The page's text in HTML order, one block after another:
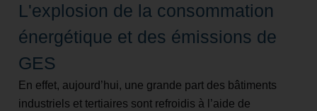
L'explosion de la consommation
énergétique et des émissions de
GES
En effet, aujourd’hui, une grande part des bâtiments
industriels et tertiaires sont refroidis à l’aide de